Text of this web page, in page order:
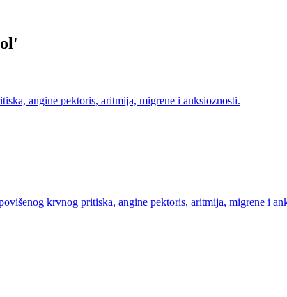
'
angine pektoris, aritmija, migrene i anksioznosti.
krvnog pritiska, angine pektoris, aritmija, migrene i